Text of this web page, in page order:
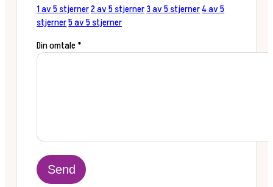
1 av 5 stjerner2 av 5 stjerner3 av 5 stjerner4 av 5
stjerner5 av 5 stjerner
Din omtale*